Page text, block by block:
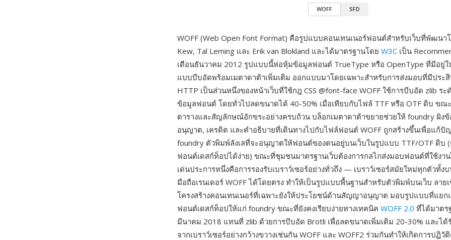
WOFF SFD
WOFF (Web Open Font Format) คือรูปแบบคอนเทนเนอร์ฟอนต์สำหรับเว็บที่พัฒนาโ
Kew, Tal Leming และ Erik van Blokland และได้มาตรฐานโดย W3C เป็น
เดือนธันวาคม 2012 รูปแบบนี้ห่อหุ้มข้อมูลฟอนต์ TrueType หรือ OpenType ที่มีอยู่ใ
แบบบีบอัดพร้อมเมตาดาต้าเพิ่มเติม ออกแบบมาโดยเฉพาะสำหรับการส่งมอบที่มีประ
HTTP เป็นส่วนหนึ่งของหน้าเว็บที่ใช้กฎ CSS @font-face WOFF ใช้การบีบอัด zlib ระ
ข้อมูลฟอนต์ โดยทั่วไปลดขนาดได้ 40-50% เมื่อเทียบกับไฟล์ TTF หรือ OTF ดิบ ขณ
ตารางและสัญลักษณ์อักขระอย่างครบถ้วน บล็อกเมตาดาต้าขยายช่วยให้ foundry ฝัง
อนุญาต, เครดิต และคำอธิบายที่เดินทางไปกับไฟล์ฟอนต์ WOFF ถูกสร้างขึ้นเพื่อแก้ปั
foundry ตัวพิมพ์ลังเลที่จะอนุญาตให้ฟอนต์ของตนอยู่บนเว็บในรูปแบบ TTF/OTF ดิบ
ฟอนต์เดสก์ท็อปได้ง่าย) ขณะที่ชุมชนมาตรฐานเว็บต้องการกลไกส่งมอบฟอนต์ที่ใช้งาน
เด่นประการหนึ่งคือการรองรับเบราว์เซอร์อย่างทั่วถึง — เบราว์เซอร์สมัยใหม่ทุกตัวทั้ง
มือถือเรนเดอร์ WOFF ได้โดยตรง ทำให้เป็นรูปแบบพื้นฐานสำหรับตัวพิมพ์บนเว็บ ลาย
โครงสร้างคอนเทนเนอร์ที่เฉพาะยังให้ประโยชน์ด้านสัญญาอนุญาต มอบรูปแบบที่แยก
ฟอนต์เดสก์ท็อปให้แก่ foundry ขณะที่ยังคงเรียบง่ายทางเทคนิค WOFF 2.0 ที่ได้มาตร
มีนาคม 2018 แทนที่ zlib ด้วยการบีบอัด Brotli เพื่อลดขนาดเพิ่มเติม 20-30% และได้
จากเบราว์เซอร์อย่างกว้างขวางเช่นกัน WOFF และ WOFF2 ร่วมกันทำให้เกิดการปฏิวั